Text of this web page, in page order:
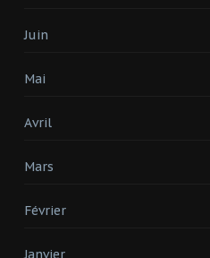
Juin
Mai
Avril
Mars
Février
Janvier